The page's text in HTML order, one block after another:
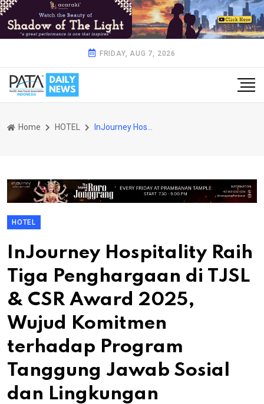
FRIDAY, AUG 7, 2026
Home HOTEL InJourney Hospitality Raih Tiga Penghargaan di TJSL & CSR Award 2025, Wujud Komitmen terhadap Program Tanggung Jawab Sosial dan Lingkungan
HOTEL
InJourney Hospitality Raih
Tiga Penghargaan di TJSL
& CSR Award 2025,
Wujud Komitmen
terhadap Program
Tanggung Jawab Sosial
dan Lingkungan